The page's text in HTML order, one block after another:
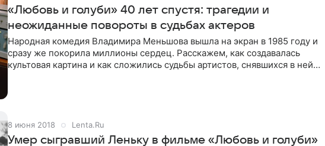
«Любовь и голуби» 40 лет спустя: трагедии и
неожиданные повороты в судьбах актеров
Народная комедия Владимира Меньшова вышла на экран в 1985 году и
сразу же покорила миллионы сердец. Расскажем, как создавалась
культовая картина и как сложились судьбы артистов, снявшихся в ней
8 июня 2018 Lenta.Ru
Умер сыгравший Леньку в фильме «Любовь и голуби»